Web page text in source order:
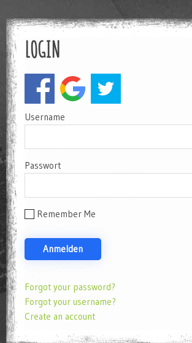
LOGIN
Username
Passwort
Remember Me
Forgot your password?
Forgot your username?
Create an account